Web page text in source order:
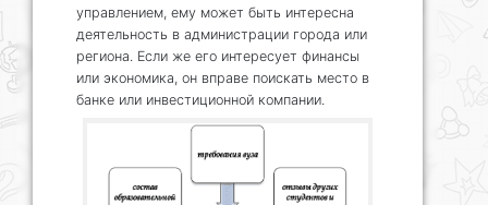
управлением, ему может быть интересна
деятельность в администрации города или
региона. Если же его интересует финансы
или экономика, он вправе поискать место в
банке или инвестиционной компании.